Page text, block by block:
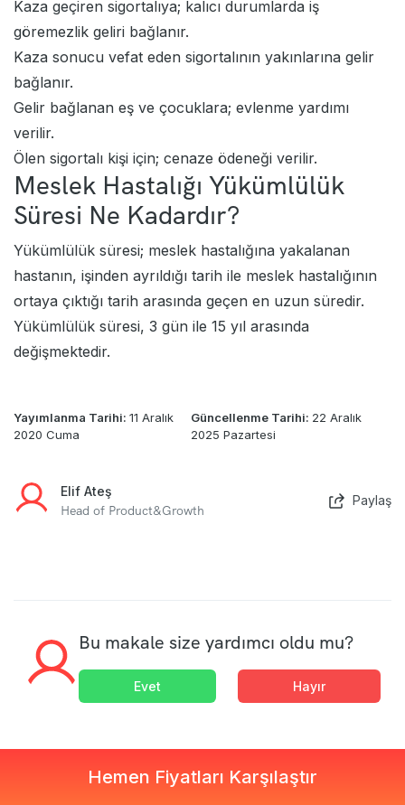
Kaza geçiren sigortalıya; kalıcı durumlarda iş
göremezlik geliri bağlanır.
Kaza sonucu vefat eden sigortalının yakınlarına gelir
bağlanır.
Gelir bağlanan eş ve çocuklara; evlenme yardımı
verilir.
Ölen sigortalı kişi için; cenaze ödeneği verilir.
Meslek Hastalığı Yükümlülük
Süresi Ne Kadardır?
Yükümlülük süresi; meslek hastalığına yakalanan
hastanın, işinden ayrıldığı tarih ile meslek hastalığının
ortaya çıktığı tarih arasında geçen en uzun süredir.
Yükümlülük süresi, 3 gün ile 15 yıl arasında
değişmektedir.
Yayımlanma Tarihi: 11 Aralık
2020 Cuma
Güncellenme Tarihi: 22 Aralık
2025 Pazartesi
Elif Ateş
Head of Product&Growth
Paylaş
Bu makale size yardımcı oldu mu?
Evet Hayır
Hemen Fiyatları Karşılaştır